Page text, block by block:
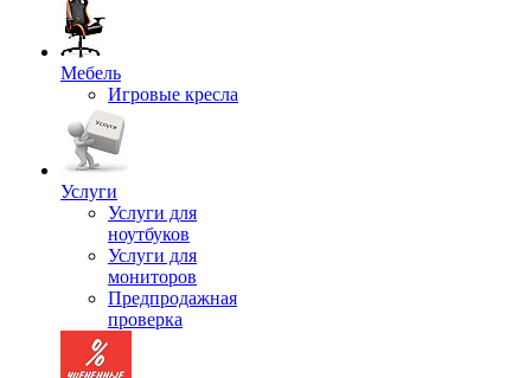
Мебель
Игровые кресла
Услуги
Услуги для
ноутбуков
Услуги для
мониторов
Предпродажная
проверка